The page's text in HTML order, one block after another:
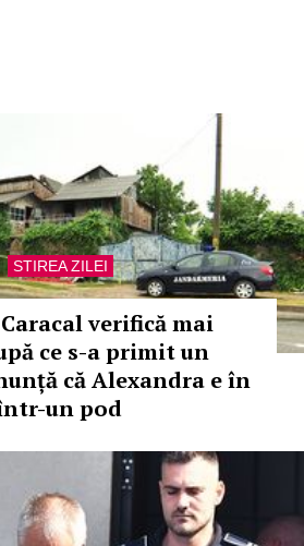
STIREA ZILEI
verifică mai
ce s-a primit un
că Alexandra e în
un pod